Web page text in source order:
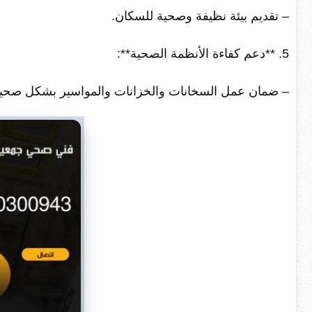
– تقديم بيئة نظيفة وصحية للسكان.
5. **دعم كفاءة الأنظمة الصحية**:
– ضمان عمل السخانات والخزانات والمواسير بشكل